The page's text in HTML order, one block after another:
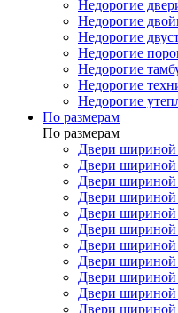
Недорогие
Недорогие
Недорогие
Недорогие
Недорогие
Недорогие
Недорогие
По размерам
По размерам
Двери
Двери шириной
Двери шириной
Двери шириной
Двери шириной
Двери шириной
Двери шириной
Двери шириной
Двери шириной
Двери шириной
Двери шириной